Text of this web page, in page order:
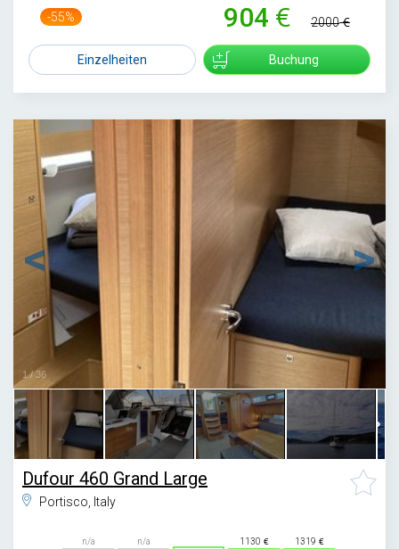
-55% 904 2000
Einzelheiten Buchung
1/36
Dufour 460 Grand Large
Portisco, Italy
n/a
n/a
1130
1319